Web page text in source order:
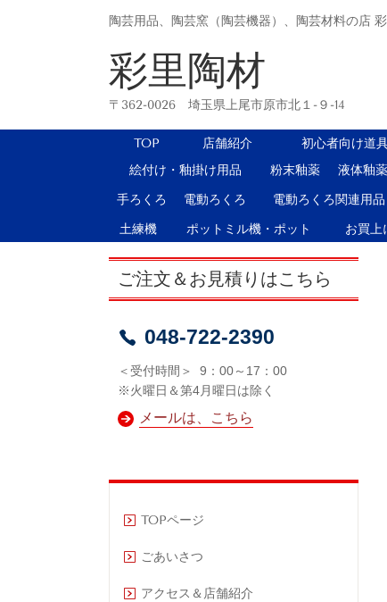
陶芸用品、陶芸窯（陶芸機器）、陶芸材料の店
彩里陶材
〒362-0026 埼玉県上尾市原市北１-９-14
TOP 店舗紹介 初心者向け道
絵付け・釉掛け用品
粉末釉薬 液体釉薬
手ろくろ
電動ろくろ 電動ろくろ関連用品
土練機
ポットミル機・ポット お買上
ご注文＆お見積りはこちら
048-722-2390
＜受付時間＞ 9：00～17：00
※火曜日＆第4月曜日は除く
メールは、こちら
TOPページ
ごあいさつ
アクセス＆店舗紹介